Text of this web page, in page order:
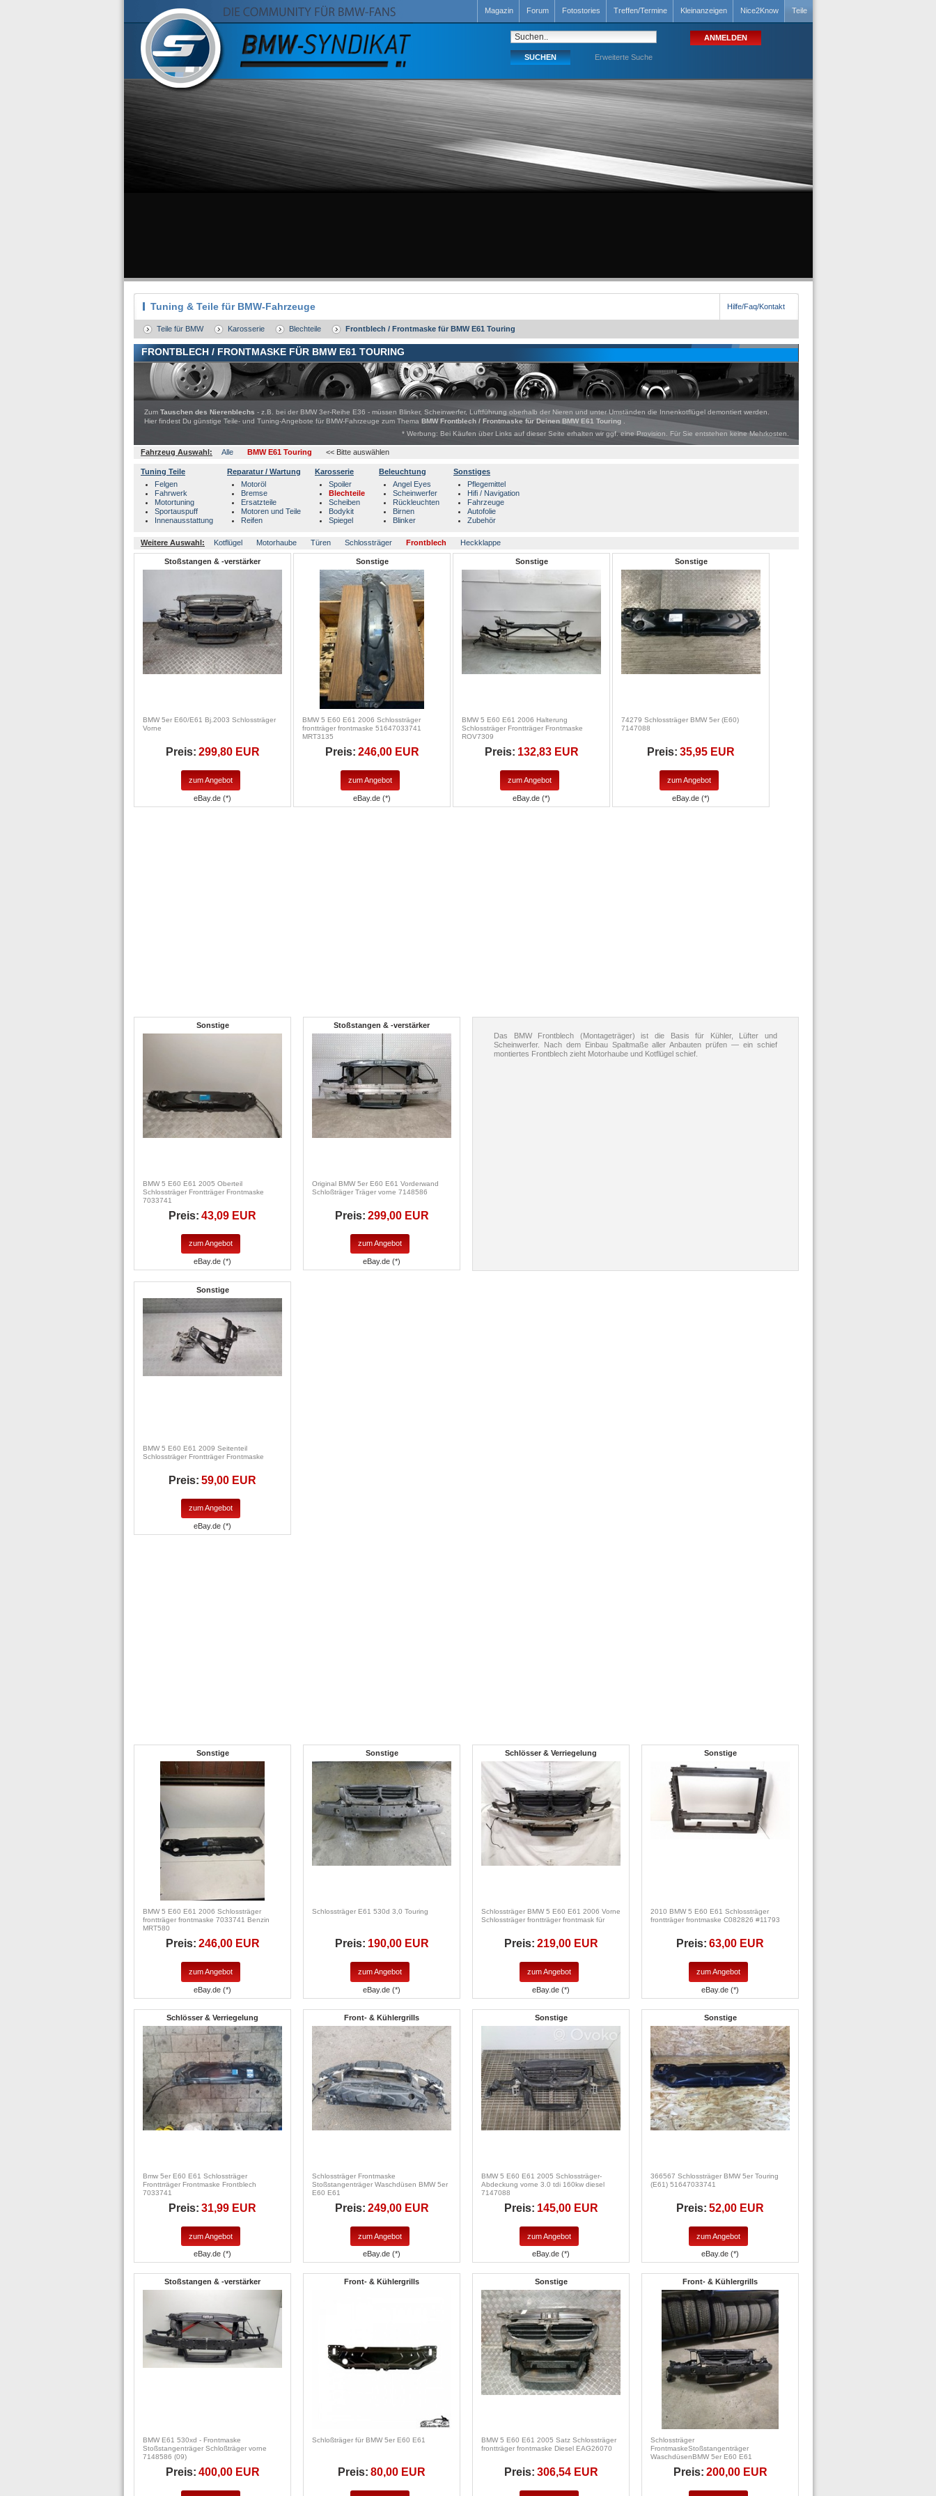
Magazin Forum Fotostories Treffen/Termine Kleinanzeigen Nice2Know Teile
Erweiterte Suche
Tuning & Teile für BMW-Fahrzeuge Hilfe/Faq/Kontakt
Teile für BMW Karosserie Blechteile Frontblech / Frontmaske für BMW E61 Touring
FRONTBLECH / FRONTMASKE FÜR BMW E61 TOURING
Zum Tauschen des Nierenblechs - z.B. bei der BMW 3er-Reihe E36 - müssen Blinker, Scheinwerfer, Luftführung oberhalb der Nieren und unter Umständen die Innenkotflügel demontiert werden.
Hier findest Du günstige Teile- und Tuning-Angebote für BMW-Fahrzeuge zum Thema BMW Frontblech / Frontmaske für Deinen BMW E61 Touring
* Werbung: Bei Käufen über Links auf dieser Seite erhalten wir ggf. eine Provision. Für Sie entstehen keine Mehrkosten.
Fahrzeug Auswahl: Alle BMW E61 Touring << Bitte auswählen
Tuning Teile
Felgen
Fahrwerk
Motortuning
Sportauspuff
Innenausstattung
Reparatur / Wartung
Motoröl
Bremse
Ersatzteile
Motoren und Teile
Reifen
Karosserie
Spoiler
Blechteile
Scheiben
Bodykit
Spiegel
Beleuchtung
Angel Eyes
Scheinwerfer
Rückleuchten
Birnen
Blinker
Sonstiges
Pflegemittel
Hifi / Navigation
Fahrzeuge
Autofolie
Zubehör
Weitere Auswahl: Kotflügel Motorhaube Türen Schlossträger Frontblech Heckklappe
Stoßstangen & -verstärker
BMW 5er E60/E61 Bj.2003 Schlossträger
Vorne
Preis: 299,80 EUR
zum Angebot
eBay.de (*)
Sonstige
BMW 5 E60 E61 2006 Schlossträger
frontträger frontmaske 51647033741
MRT3135
Preis: 246,00 EUR
zum Angebot
eBay.de (*)
Sonstige
BMW 5 E60 E61 2006 Halterung
Schlossträger Frontträger Frontmaske
ROV7309
Preis: 132,83 EUR
zum Angebot
eBay.de (*)
Sonstige
74279 Schlossträger BMW 5er (E60)
7147088
Preis: 35,95 EUR
zum Angebot
eBay.de (*)
Sonstige
BMW 5 E60 E61 2005 Oberteil
Schlossträger Frontträger Frontmaske
7033741
Preis: 43,09 EUR
zum Angebot
eBay.de (*)
Stoßstangen & -verstärker
Original BMW 5er E60 E61 Vorderwand
Schloßträger Träger vorne 7148586
Preis: 299,00 EUR
zum Angebot
eBay.de (*)
Das BMW Frontblech (Montageträger) ist die Basis für Kühler, Lüfter und
Scheinwerfer. Nach dem Einbau Spaltmaße aller Anbauten prüfen — ein schief
montiertes Frontblech zieht Motorhaube und Kotflügel schief.
Sonstige
BMW 5 E60 E61 2009 Seitenteil
Schlossträger Frontträger Frontmaske
Preis: 59,00 EUR
zum Angebot
eBay.de (*)
Sonstige
BMW 5 E60 E61 2006 Schlossträger
frontträger frontmaske 7033741 Benzin
MRT580
Preis: 246,00 EUR
zum Angebot
eBay.de (*)
Sonstige
Schlossträger E61 530d 3,0 Touring
Preis: 190,00 EUR
zum Angebot
eBay.de (*)
Schlösser & Verriegelung
Schlossträger BMW 5 E60 E61 2006 Vorne
Schlossträger frontträger frontmask für
Preis: 219,00 EUR
zum Angebot
eBay.de (*)
Sonstige
2010 BMW 5 E60 E61 Schlossträger
frontträger frontmaske C082826 #11793
Preis: 63,00 EUR
zum Angebot
eBay.de (*)
Schlösser & Verriegelung
Bmw 5er E60 E61 Schlossträger
Fronttrräger Frontmaske Frontblech
7033741
Preis: 31,99 EUR
zum Angebot
eBay.de (*)
Front- & Kühlergrills
Schlossträger Frontmaske
Stoßstangenträger Waschdüsen BMW 5er
E60 E61
Preis: 249,00 EUR
zum Angebot
eBay.de (*)
Sonstige
BMW 5 E60 E61 2005 Schlossträger-
Abdeckung vorne 3.0 tdi 160kw diesel
7147088
Preis: 145,00 EUR
zum Angebot
eBay.de (*)
Sonstige
366567 Schlossträger BMW 5er Touring
(E61) 51647033741
Preis: 52,00 EUR
zum Angebot
eBay.de (*)
Stoßstangen & -verstärker
BMW E61 530xd - Frontmaske
Stoßstangenträger Schloßträger vorne
7148586 (09)
Preis: 400,00 EUR
Front- & Kühlergrills
Schloßträger für BMW 5er E60 E61
Preis: 80,00 EUR
Sonstige
BMW 5 E60 E61 2005 Satz Schlossträger
frontträger frontmaske Diesel EAG26070
Preis: 306,54 EUR
Front- & Kühlergrills
Schlossträger
FrontmaskeStoßstangenträger
WaschdüsenBMW 5er E60 E61
Preis: 200,00 EUR